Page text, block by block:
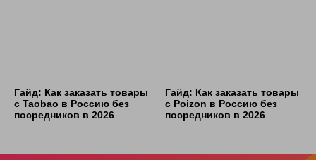
Гайд: Как заказать товары
с Taobao в Россию без
посредников в 2026
Гайд: Как заказать товары
с Poizon в Россию без
посредников в 2026